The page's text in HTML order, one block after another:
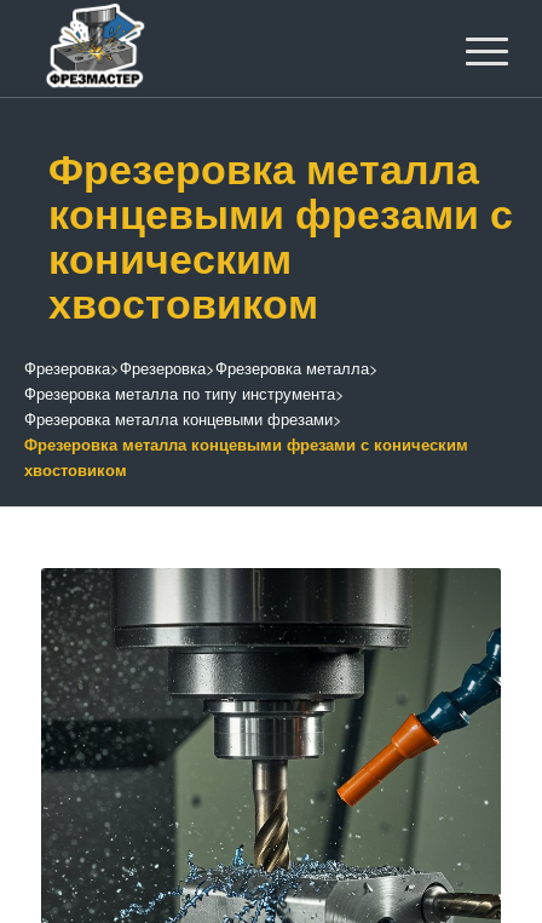
Фрезеровка металла
концевыми фрезами с
коническим
хвостовиком
Фрезеровка>Фрезеровка>Фрезеровка металла>
Фрезеровка металла по типу инструмента>
Фрезеровка металла концевыми фрезами>
Фрезеровка металла концевыми фрезами с коническим
хвостовиком